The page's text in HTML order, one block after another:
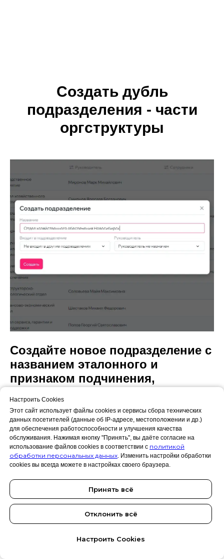
Создать дубль
подразделения - части
оргструктуры
Создайте новое подразделение с
названием эталонного и
признаком подчинения,
Производство Новосибирск
Настроить Cookies
Этот сайт использует файлы cookies и сервисы сбора технических
данных посетителей (данные об IP-адресе, местоположении и др.)
для обеспечения работоспособности и улучшения качества
обслуживания. Нажимая кнопку "Принять", вы даёте согласие на
использование файлов cookies в соответствии с политикой
обработки персональных данных . Изменить настройки обработки
cookies вы всегда можете в настройках своего браузера.
Принять всё
Отклонить всё
Настроить Cookies